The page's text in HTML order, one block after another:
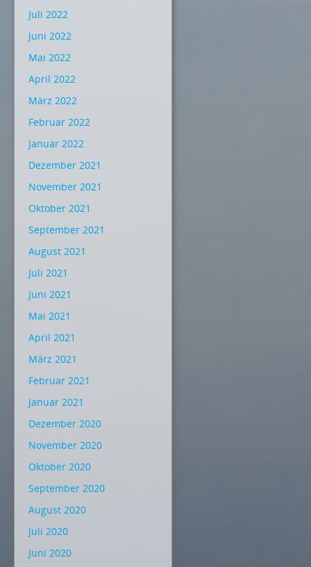
Juli 2022
Juni 2022
Mai 2022
April 2022
März 2022
Februar 2022
Januar 2022
Dezember 2021
November 2021
Oktober 2021
September 2021
August 2021
Juli 2021
Juni 2021
Mai 2021
April 2021
März 2021
Februar 2021
Januar 2021
Dezember 2020
November 2020
Oktober 2020
September 2020
August 2020
Juli 2020
Juni 2020